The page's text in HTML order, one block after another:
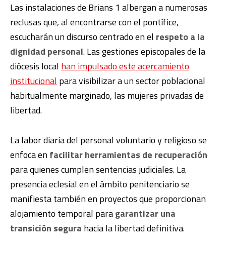
Las instalaciones de Brians 1 albergan a numerosas
reclusas que, al encontrarse con el pontífice,
escucharán un discurso centrado en el respeto a la
dignidad personal. Las gestiones episcopales de la
diócesis localhan impulsado este acercamiento
institucionalpara visibilizar a un sector poblacional
habitualmente marginado, las mujeres privadas de
libertad.
La labor diaria del personal voluntario y religioso se
enfoca enfacilitar herramientas de recuperación
para quienes cumplen sentencias judiciales. La
presencia eclesial en el ámbito penitenciario se
manifiesta también en proyectos que proporcionan
alojamiento temporal paragarantizar una
transición segura hacia la libertad definitiva.